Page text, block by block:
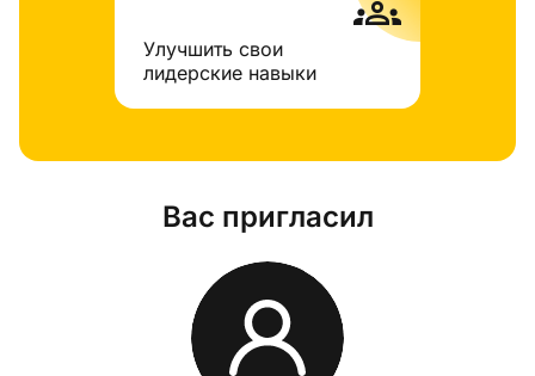
groups
Улучшить свои
лидерские навыки
Вас пригласил